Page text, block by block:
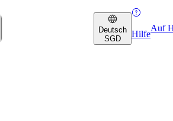
Deutsch
SGD
Hilfe
Auf